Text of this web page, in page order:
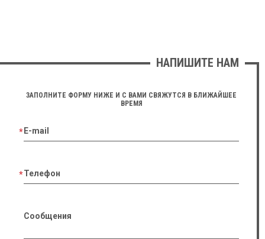
НАПИШИТЕ НАМ
ЗАПОЛНИТЕ ФОРМУ НИЖЕ И С ВАМИ СВЯЖУТСЯ В БЛИЖАЙШЕЕ
ВРЕМЯ
E-mail
Телефон
Сообщения